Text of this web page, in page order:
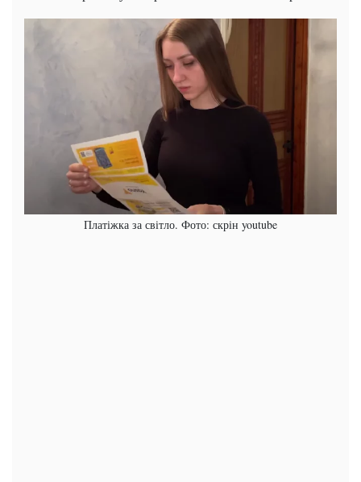
Платіжка за світло. Фото: скрін youtube